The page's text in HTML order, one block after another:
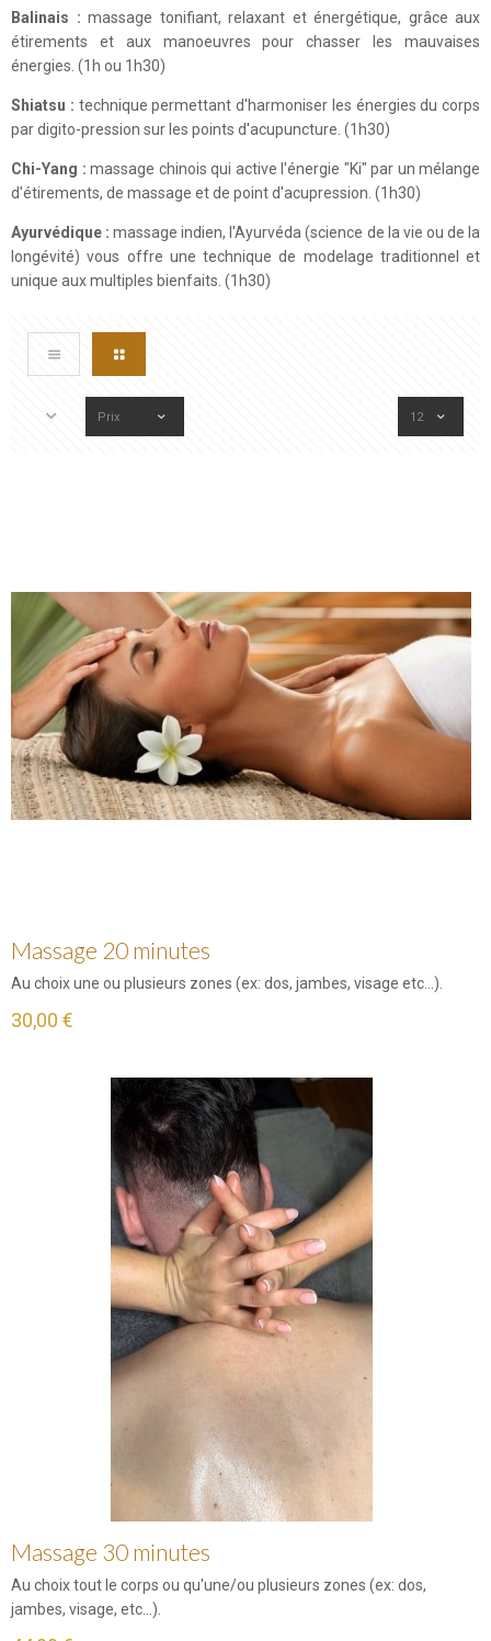
Balinais : massage tonifiant, relaxant et énergétique, grâce aux
étirements et aux manoeuvres pour chasser les mauvaises
énergies. (1h ou 1h30)
Shiatsu : technique permettant d'harmoniser les énergies du corps
par digito-pression sur les points d'acupuncture. (1h30)
Chi-Yang : massage chinois qui active l'énergie "Ki" par un mélange
d'étirements, de massage et de point d'acupression. (1h30)
Ayurvédique : massage indien, l'Ayurvéda (science de la vie ou de la
longévité) vous offre une technique de modelage traditionnel et
unique aux multiples bienfaits. (1h30)
12
Prix
Massage 20 minutes
Au choix une ou plusieurs zones (ex: dos, jambes, visage etc...).
30,00 €
Massage 30 minutes
Au choix tout le corps ou qu'une/ou plusieurs zones (ex: dos,
jambes, visage, etc...).